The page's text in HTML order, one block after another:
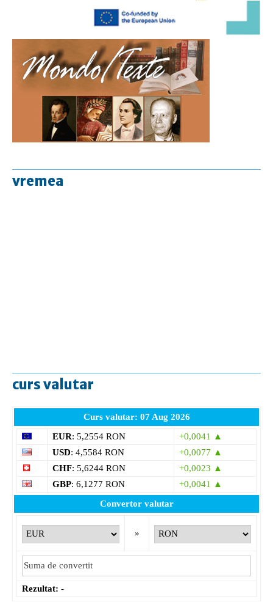
vremea
curs valutar
Curs valutar: 07 Aug 2026
EUR: 5,2554 RON
+0,0041 ▲
USD: 4,5584 RON
+0,0077 ▲
CHF: 5,6244 RON
+0,0023 ▲
GBP: 6,1277 RON
+0,0041 ▲
Convertor valutar
»
Rezultat: -